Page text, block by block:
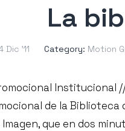
La
Dic ’11 Category: Motion
Institucional
de la Biblioteca
Imagen, que en dos